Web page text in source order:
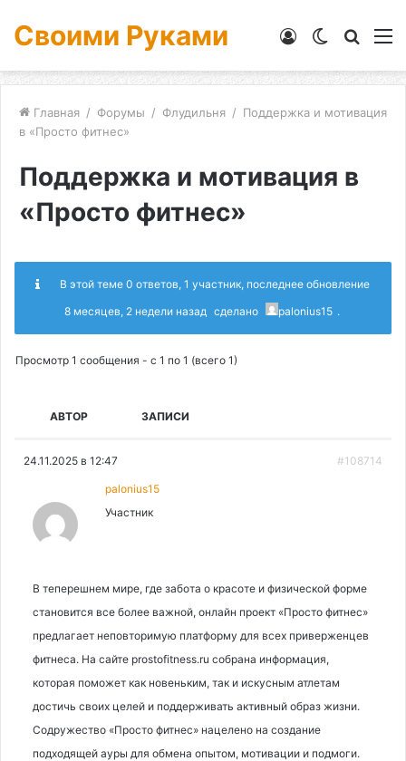
Своими Руками
Switch
Войти
Главная / Форумы / Флудильня / Поддержка и мотивация
в «Просто фитнес»
Поддержка и мотивация в
«Просто фитнес»
В этой теме 0 ответов, 1 участник, последнее обновление
8 месяцев, 2 недели назад сделано palonius15 .
Просмотр 1 сообщения - с 1 по 1 (всего 1)
АВТОР ЗАПИСИ
24.11.2025 в 12:47 #108714
palonius15
Участник
В теперешнем мире, где забота о красоте и физической форме
становится все более важной, онлайн проект «Просто фитнес»
предлагает неповторимую платформу для всех приверженцев
фитнеса. На сайте prostofitness.ru собрана информация,
которая поможет как новеньким, так и искусным атлетам
достичь своих целей и поддерживать активный образ жизни.
Содружество «Просто фитнес» нацелено на создание
подходящей ауры для обмена опытом, мотивации и подмоги.